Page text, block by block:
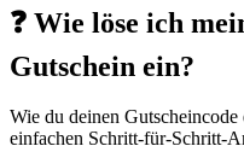
❓ Wie löse ich
Gutschein ein?
Wie du deinen
einfachen Schritt-für-Schritt-